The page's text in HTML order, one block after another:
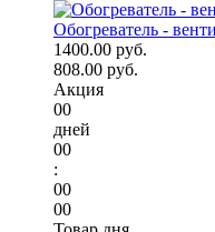
Обогреватель -
1400.00 руб.
808.00 руб.
Акция
00
дней
00
:
00
00